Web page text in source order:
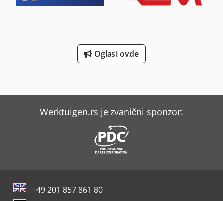
Oglasi ovde
Werktuigen.rs je zvanični sponzor:
+49 201 857 861 80